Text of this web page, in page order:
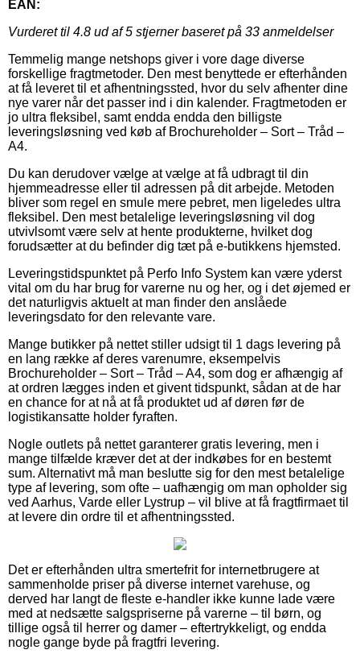
EAN:
Vurderet til 4.8 ud af 5 stjerner baseret på 33 anmeldelser
Temmelig mange netshops giver i vore dage diverse
forskellige fragtmetoder. Den mest benyttede er efterhånden
at få leveret til et afhentningssted, hvor du selv afhenter dine
nye varer når det passer ind i din kalender. Fragtmetoden er
jo ultra fleksibel, samt endda endda den billigste
leveringsløsning ved køb af Brochureholder – Sort – Tråd –
A4.
Du kan derudover vælge at vælge at få udbragt til din
hjemmeadresse eller til adressen på dit arbejde. Metoden
bliver som regel en smule mere pebret, men ligeledes ultra
fleksibel. Den mest betalelige leveringsløsning vil dog
utvivlsomt være selv at hente produkterne, hvilket dog
forudsætter at du befinder dig tæt på e-butikkens hjemsted.
Leveringstidspunktet på Perfo Info System kan være yderst
vital om du har brug for varerne nu og her, og i det øjemed er
det naturligvis aktuelt at man finder den anslåede
leveringsdato for den relevante vare.
Mange butikker på nettet stiller udsigt til 1 dags levering på
en lang række af deres varenumre, eksempelvis
Brochureholder – Sort – Tråd – A4, som dog er afhængig af
at ordren lægges inden et givent tidspunkt, sådan at de har
en chance for at nå at få produktet ud af døren før de
logistikansatte holder fyraften.
Nogle outlets på nettet garanterer gratis levering, men i
mange tilfælde kræver det at der indkøbes for en bestemt
sum. Alternativt må man beslutte sig for den mest betalelige
type af levering, som ofte – uafhængig om man opholder sig
ved Aarhus, Varde eller Lystrup – vil blive at få fragtfirmaet til
at levere din ordre til et afhentningssted.
Det er efterhånden ultra smertefrit for internetbrugere at
sammenholde priser på diverse internet varehuse, og
derved har langt de fleste e-handler ikke kunne lade være
med at nedsætte salgspriserne på varerne – til børn, og
tillige også til herrer og damer – eftertrykkeligt, og endda
nogle gange byde på fragtfri levering.